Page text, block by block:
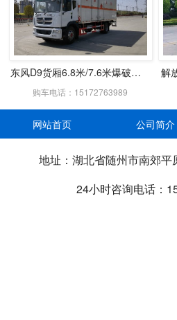
东风D9货厢6.8米/7.6米爆破器材车
购车电话：15172763989
解
网站首页 公司简介
地址：湖北省随州市南郊平
24小时咨询电话：